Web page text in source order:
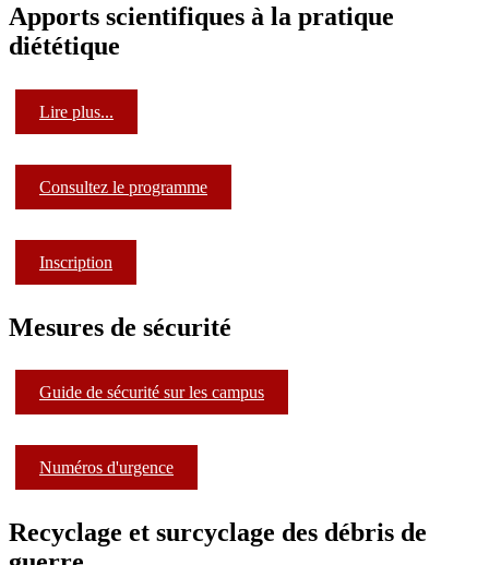
Apports scientifiques à la pratique
diététique
Lire plus...
Consultez le programme
Inscription
Mesures de sécurité
Guide de sécurité sur les campus
Numéros d'urgence
Recyclage et surcyclage des débris de